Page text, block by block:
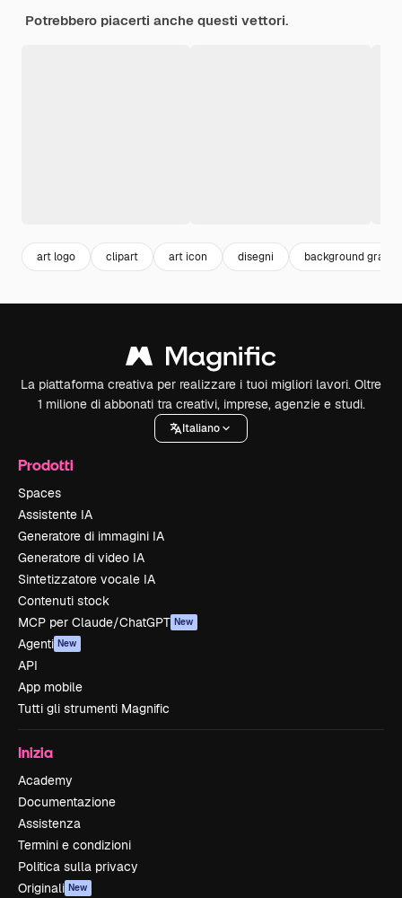
Potrebbero piacerti anche questi vettori.
art logo clipart art icon disegni background
La piattaforma creativa per realizzare i tuoi migliori lavori. Oltre
1 milione di abbonati tra creativi, imprese, agenzie e studi.
Italiano
Prodotti
Spaces
Assistente IA
Generatore di immagini IA
Generatore di video IA
Sintetizzatore vocale IA
Contenuti stock
MCP per Claude/ChatGPT New
Agenti New
API
App mobile
Tutti gli strumenti Magnific
Inizia
Academy
Documentazione
Assistenza
Termini e condizioni
Politica sulla privacy
Originali New